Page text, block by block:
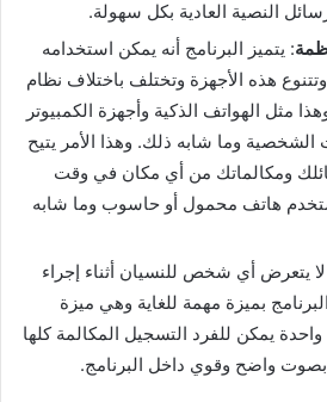
النصية العادية بكل سهولة.
: يتميز البرنامج أنه يمكن استخدامه
هذه الأجهزة وتختلف باختلاف نظام
مثل الهواتف الذكية وأجهزة الكمبيوتر
الشخصية وما شابه ذلك. وهذا الأمر يتيح
ومكالماتك من أي مكان في وقت
هاتف محمول أو حاسوب وما شابه
يتعرض أي شخص للنسيان أثناء إجراء
بميزة مهمة للغاية وهي ميزة
يمكن للفرد التسجيل المكالمة كلها
واضح وقوي داخل البرنامج.